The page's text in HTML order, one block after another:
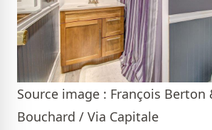
Source image : François Berton
Bouchard / Via Capitale